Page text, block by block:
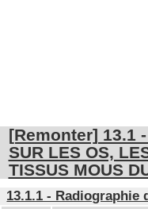
[Remonter] 13.1 -
SUR LES OS,
TISSUS MOUS
13.1.1 - Radiographie